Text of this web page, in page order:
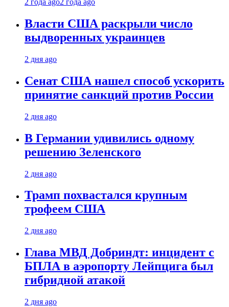
2 года ago2 года ago
Власти США раскрыли число
выдворенных украинцев
2 дня ago
Сенат США нашел способ ускорить
принятие санкций против России
2 дня ago
В Германии удивились одному
решению Зеленского
2 дня ago
Трамп похвастался крупным
трофеем США
2 дня ago
Глава МВД Добриндт: инцидент с
БПЛА в аэропорту Лейпцига был
гибридной атакой
2 дня ago